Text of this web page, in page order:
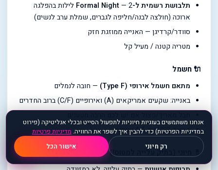
תלבושת רשמית ל-Formal Night
— 2 לילות בהפלגה
ארוכה (חולצה לבנה/חליפה לגברים, שמלת ערב לנשים)
סוודר/קרדיגן — האנייה ממוזגת חזק
מטריה קטנה / מעיל קל
🔌 חשמל
מתאם חשמל אירופי (Type F)
— חובה לנמלים
באנייה: שקעים אמריקאים (A) ואירופיים (C/F) ברוב החדרים
רצועת USB עם 4-6 כניסות
💊 חיוני (בתיק עלייה למטוס!)
אנחנו משתמשים בעוגיות חיוניות לתפעול הסייט ובכלי אנליטיקה (פירוט
במדיניות הפרטיות) כדי להבין איך לשפר את החוויה. מדיניות פרטיות
רק חיוני
אישור הכל